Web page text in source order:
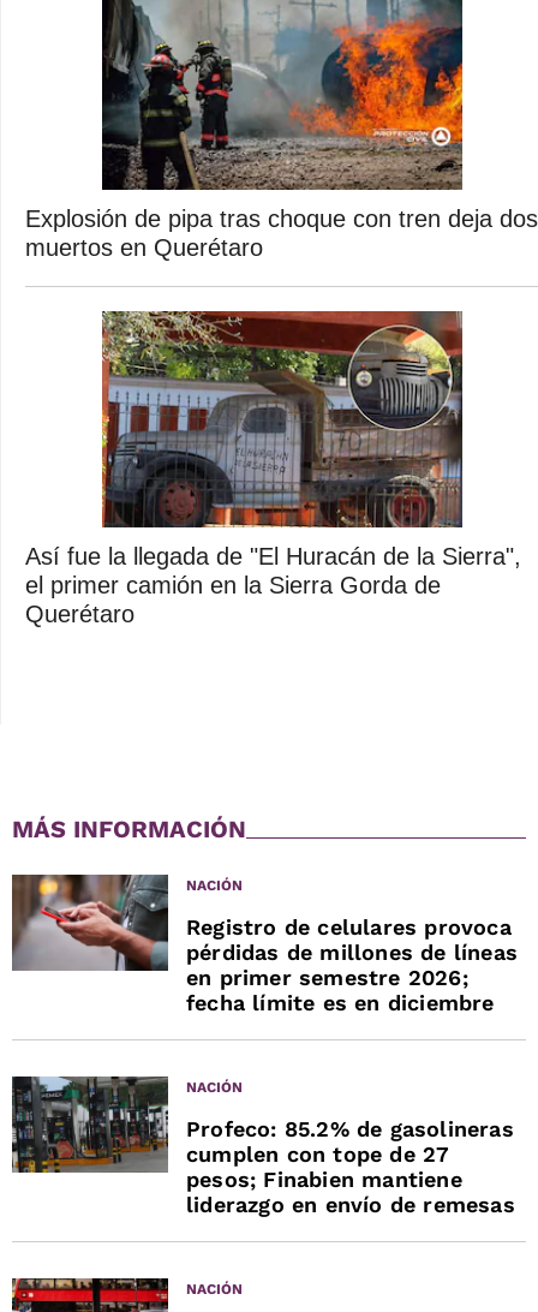
Explosión de pipa tras choque con tren deja dos
muertos en Querétaro
Así fue la llegada de "El Huracán de la Sierra",
el primer camión en la Sierra Gorda de
Querétaro
MÁS INFORMACIÓN
NACIÓN
Registro de celulares provoca
pérdidas de millones de líneas
en primer semestre 2026;
fecha límite es en diciembre
NACIÓN
Profeco: 85.2% de gasolineras
cumplen con tope de 27
pesos; Finabien mantiene
liderazgo en envío de remesas
NACIÓN